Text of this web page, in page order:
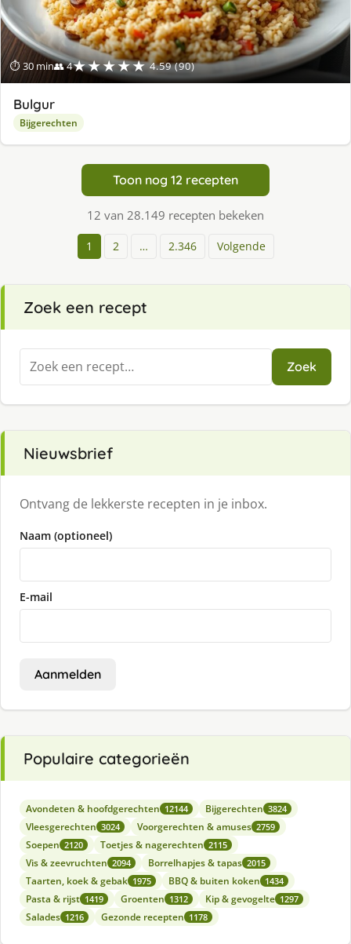
⏱ 30 min👥 4★★★★★ 4.59 (90)
Bulgur
Bijgerechten
Toon nog 12 recepten
12 van 28.149 recepten bekeken
1 2 … 2.346 Volgende
Zoek een recept
Zoeken
naar:
Zoek
Nieuwsbrief
Ontvang de lekkerste recepten in je inbox.
Naam (optioneel)
E-mail
Aanmelden
Populaire categorieën
Avondeten & hoofdgerechten 12144 Bijgerechten 3824
Vleesgerechten 3024 Voorgerechten & amuses 2759
Soepen 2120 Toetjes & nagerechten 2115
Vis & zeevruchten 2094 Borrelhapjes & tapas 2015
Taarten, koek & gebak 1975 BBQ & buiten koken 1434
Pasta & rijst 1419 Groenten 1312 Kip & gevogelte 1297
Salades 1216 Gezonde recepten 1178